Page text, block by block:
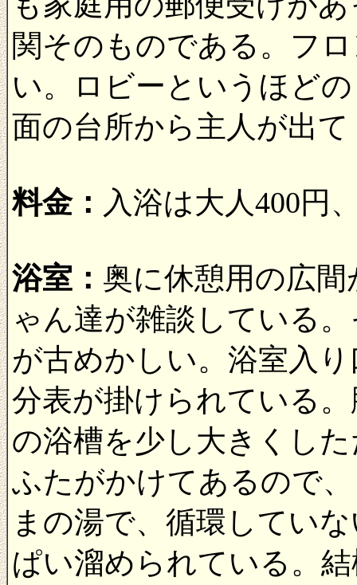
関そのものである。フ
い。ロビーというほど
面の台所から主人が出
料金： 入浴は大人400円
浴室： 奥に休憩用の広
ゃん達が雑談している
が古めかしい。浴室入
分表が掛けられている
の浴槽を少し大きくし
ふたがかけてあるので
まの湯で、循環してい
ぱい溜められている。